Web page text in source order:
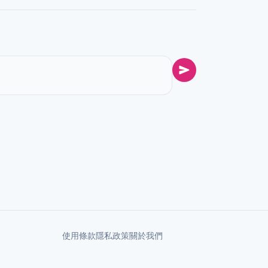
使用條款隱私政策關於我們